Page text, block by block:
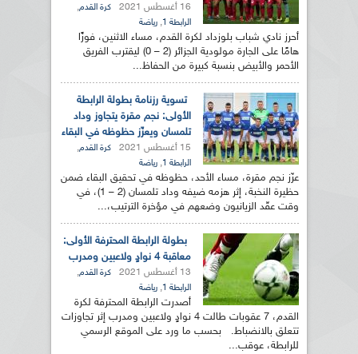
16 أغسطس 2021 كرة القدم,
الرابطة 1 , رياضة
أحرز نادي شباب بلوزداد لكرة القدم، مساء الاثنين، فوزًا
هامًا على الجارة مولودية الجزائر (2 – 0) ليقترب الفريق
الأحمر والأبيض بنسبة كبيرة من الحفاظ...
تسوية رزنامة بطولة الرابطة
الأولى: نجم مقرة يتجاوز وداد
تلمسان ويعزّز حظوظه في البقاء
15 أغسطس 2021 كرة القدم,
الرابطة 1 , رياضة
عزّز نجم مقرة، مساء الأحد، حظوظه في تحقيق البقاء ضمن
حظيرة النخبة، إثر هزمه ضيفه وداد تلمسان (2 – 1)، في
وقت عقّد الزيانيون وضعهم في مؤخرة الترتيب،...
بطولة الرابطة المحترفة الأولى:
معاقبة 4 نوادٍ ولاعبين ومدرب
13 أغسطس 2021 كرة القدم,
الرابطة 1 , رياضة
أصدرت الرابطة المحترفة لكرة
القدم، 7 عقوبات طالت 4 نوادٍ ولاعبين ومدرب إثر تجاوزات
تتعلق بالانضباط. بحسب ما ورد على الموقع الرسمي
للرابطة، عوقب...